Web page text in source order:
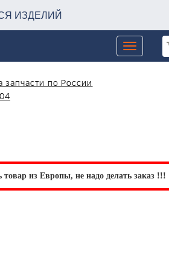
ИЗДЕЛИЙ
Toggle
navigation
запчасти по России
из Европы, не надо делать заказ !!!